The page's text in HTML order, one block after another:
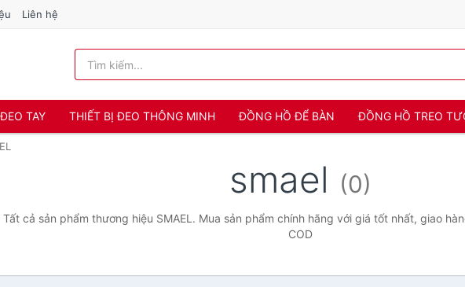
Liên hệ
TAY THIẾT BỊ ĐEO THÔNG MINH ĐỒNG HỒ ĐỂ BÀN ĐỒNG HỒ TREO
smael (0)
Tất cả sản phẩm thương hiệu SMAEL. Mua sản phẩm chính hãng với giá tốt nhất, giao
COD